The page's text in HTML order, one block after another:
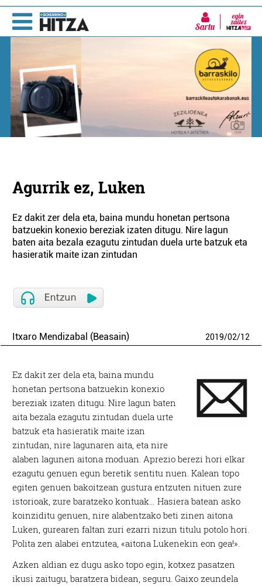
Sartu
Agurrik ez, Luken
Ez dakit zer dela eta, baina mundu honetan pertsona
batzuekin konexio bereziak izaten ditugu. Nire lagun
baten aita bezala ezagutu zintudan duela urte batzuk eta
hasieratik maite izan zintudan
Itxaro Mendizabal (Beasain) 2019/02/12
Ez dakit zer dela eta, baina mundu
honetan pertsona batzuekin konexio
bereziak izaten ditugu. Nire lagun baten
aita bezala ezagutu zintudan duela urte
batzuk eta hasieratik maite izan
zintudan, nire lagunaren aita, eta nire
alaben lagunen aitona moduan. Aprezio berezi hori elkar
ezagutu genuen egun beretik sentitu nuen. Kalean topo
egiten genuen bakoitzean gustura entzuten nituen zure
istorioak, zure baratzeko kontuak… Hasiera batean asko
koinziditu genuen, nire alabentzako beti zinen aitona
Luken, gurearen faltan zuri ezarri nizun titulu potolo hori.
Polita zen alabei entzutea, «aitona Lukenekin eon gea!».
Azken aldian ez dugu asko topo egin, kotxez pasatzen
ikusi zaitugu, baratzera bidean, seguru. Gaixo zeundela